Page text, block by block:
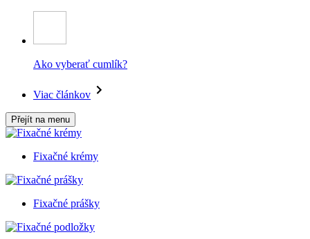
Ako vyberať cumlík?
Viac článkov
Přejít na menu
Fixačné krémy
Fixačné prášky